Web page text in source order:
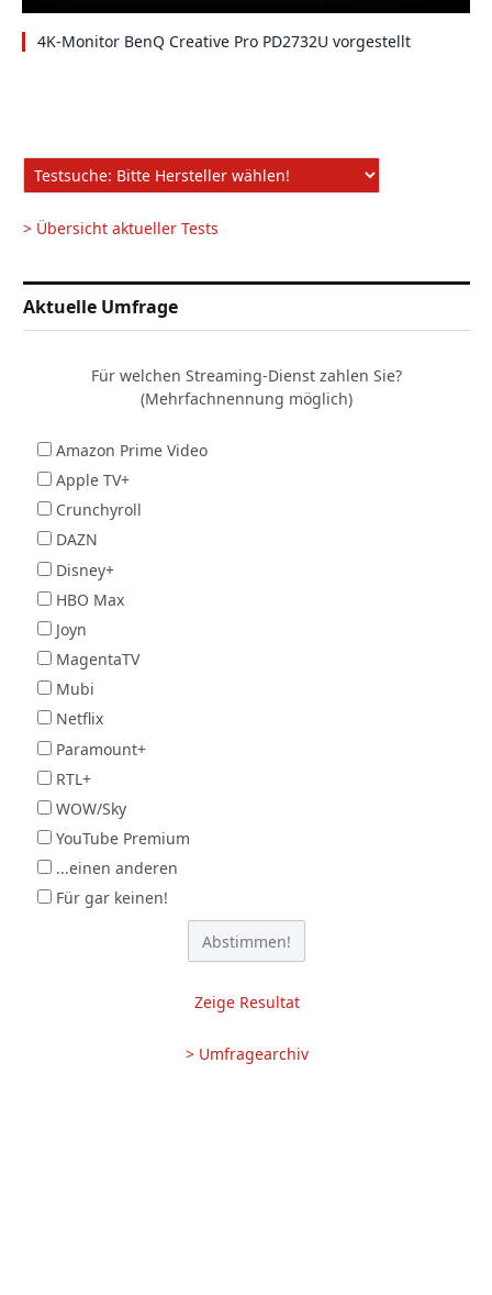
4K-Monitor BenQ Creative Pro PD2732U vorgestellt
> Übersicht aktueller Tests
Aktuelle Umfrage
Für welchen Streaming-Dienst zahlen Sie?
(Mehrfachnennung möglich)
Amazon Prime Video
Apple TV+
Crunchyroll
DAZN
Disney+
HBO Max
Joyn
MagentaTV
Mubi
Netflix
Paramount+
RTL+
WOW/Sky
YouTube Premium
...einen anderen
Für gar keinen!
Zeige Resultat
> Umfragearchiv